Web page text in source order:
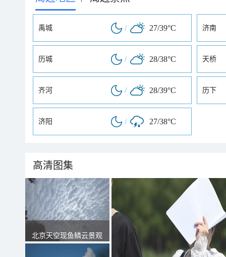
禹城 / 27/39°C 济南
历城 / 28/38°C 天桥
齐河 / 28/39°C 历下
济阳 / 27/38°C
高清图集
北京天空现鱼鳞云景观